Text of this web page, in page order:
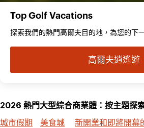
Top Golf Vacations
探索我們的熱門高爾夫目的地，為您的下
高爾夫逍遙遊
2026 熱門大型綜合商業體：按主題探
城市假期
美食城 新開業和即將開幕